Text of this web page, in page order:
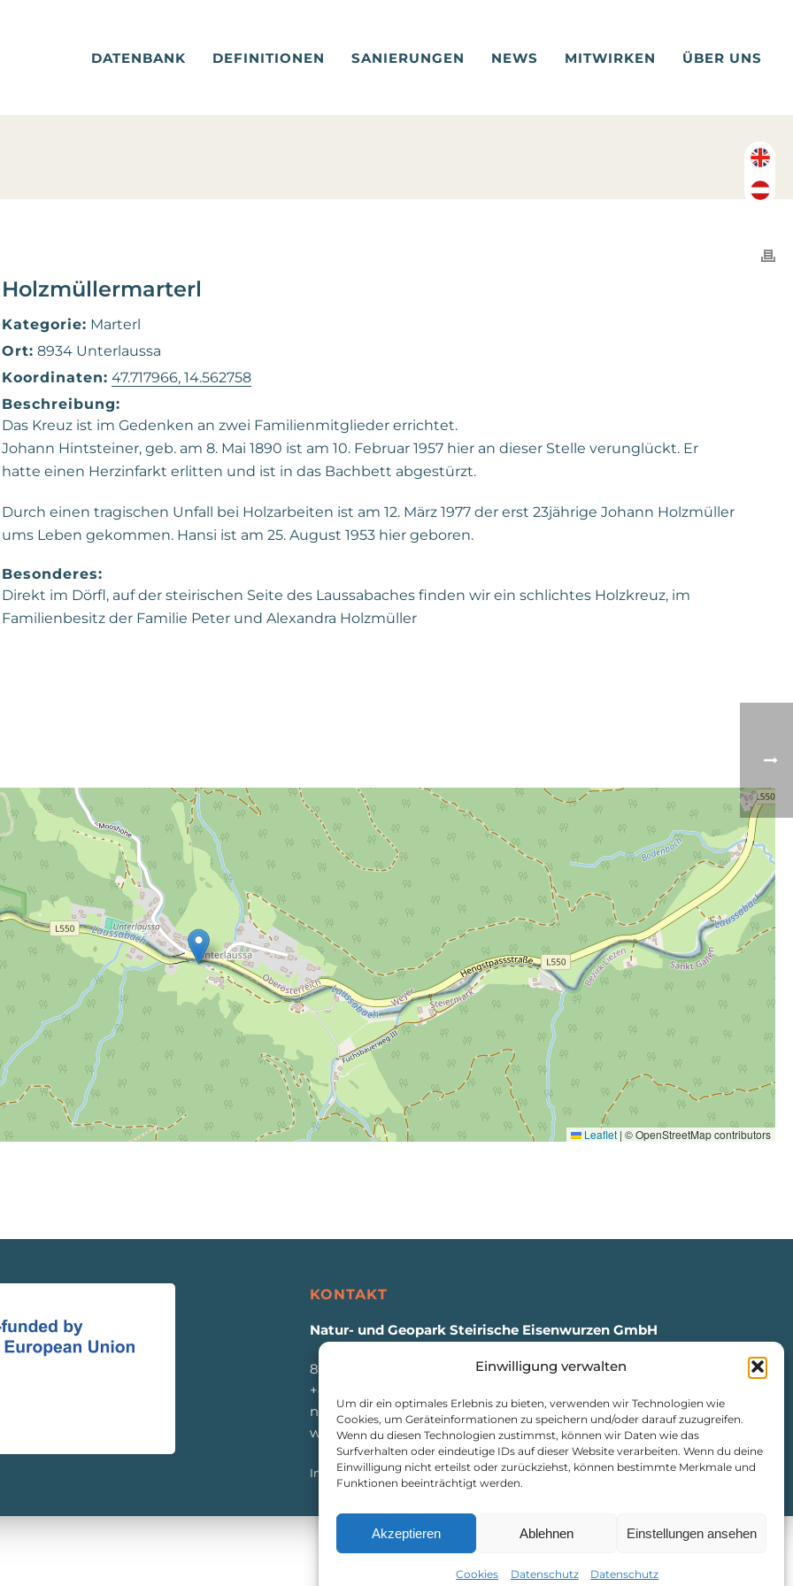
Einwilligung verwalten
Um dir ein optimales Erlebnis zu bieten, verwenden wir Technologien wie
Cookies, um Geräteinformationen zu speichern und/oder darauf zuzugreifen.
Wenn du diesen Technologien zustimmst, können wir Daten wie das
Surfverhalten oder eindeutige IDs auf dieser Website verarbeiten. Wenn du deine
Einwilligung nicht erteilst oder zurückziehst, können bestimmte Merkmale und
Funktionen beeinträchtigt werden.
Akzeptieren Ablehnen Einstellungen ansehen
Cookies Datenschutz Datenschutz
DATENBANK DEFINITIONEN SANIERUNGEN NEWS MITWIRKEN ÜBER UNS
Holzmüllermarterl
Kategorie: Marterl
Ort: 8934 Unterlaussa
Koordinaten: 47.717966, 14.562758
Beschreibung:
Das Kreuz ist im Gedenken an zwei Familienmitglieder errichtet.
Johann Hintsteiner, geb. am 8. Mai 1890 ist am 10. Februar 1957 hier an dieser Stelle verunglückt. Er
hatte einen Herzinfarkt erlitten und ist in das Bachbett abgestürzt.
Durch einen tragischen Unfall bei Holzarbeiten ist am 12. März 1977 der erst 23jährige Johann Holzmüller
ums Leben gekommen. Hansi ist am 25. August 1953 hier geboren.
Besonderes:
Direkt im Dörfl, auf der steirischen Seite des Laussabaches finden wir ein schlichtes Holzkreuz, im
Familienbesitz der Familie Peter und Alexandra Holzmüller
Leaflet | © OpenStreetMap contributors
KONTAKT
Natur- und Geopark Steirische Eisenwurzen GmbH
8933 St. Gallen, Markt 35
+43 3632 7714
naturpark@eisenwurzen.com
www.eisenwurzen.com
Impressum|Datenschutz|Cookie-Richtlinie